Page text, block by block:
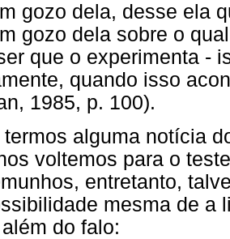
gozo dela, desse ela
gozo dela sobre o
que o experimenta -
quando isso
1985, p. 100).
termos alguma notícia
voltemos para o
entretanto,
mesma de a
do falo: